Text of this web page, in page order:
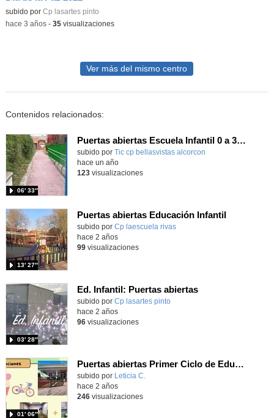
Contenido educativo.
subido por Cp lasartes pinto
-hace 3 años- 35visualizaciones
Ver más del mismo centro
Contenidos relacionados:
Puertas abiertas Escuela Infantil 0 a 3 años Bellas Vistas
subido por Tic cp bellasvistas alcorcon
06′ 33″
hace un año
123visualizaciones
Puertas abiertas Educación Infantil
Contenido educativo.
subido por Cp laescuela rivas
13′ 27″
-
hace 2 años
99visualizaciones
Ed. Infantil: Puertas abiertas
subido por Cp lasartes pinto
03′ 28″
-
hace 2 años
96visualizaciones
Puertas abiertas Primer Ciclo de Educación Infantil
Contenido educativo.
subido por Leticia C.
01′ 06″
hace 2 años
246visualizaciones